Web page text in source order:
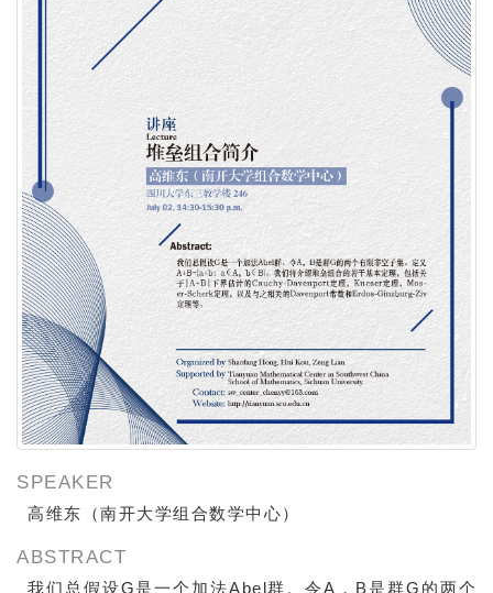
SPEAKER
高维东（南开大学组合数学中心）
ABSTRACT
我们总假设G是一个加法Abel群。令A，B是群G的两个